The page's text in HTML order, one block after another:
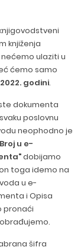
knjiženja
ulaziti u
ćemo samo
godini.
dokumenta
poslovnu
neophodno je
u e-
dobijamo
toga idemo na
u e-
i Opisa
pronaći
šifra